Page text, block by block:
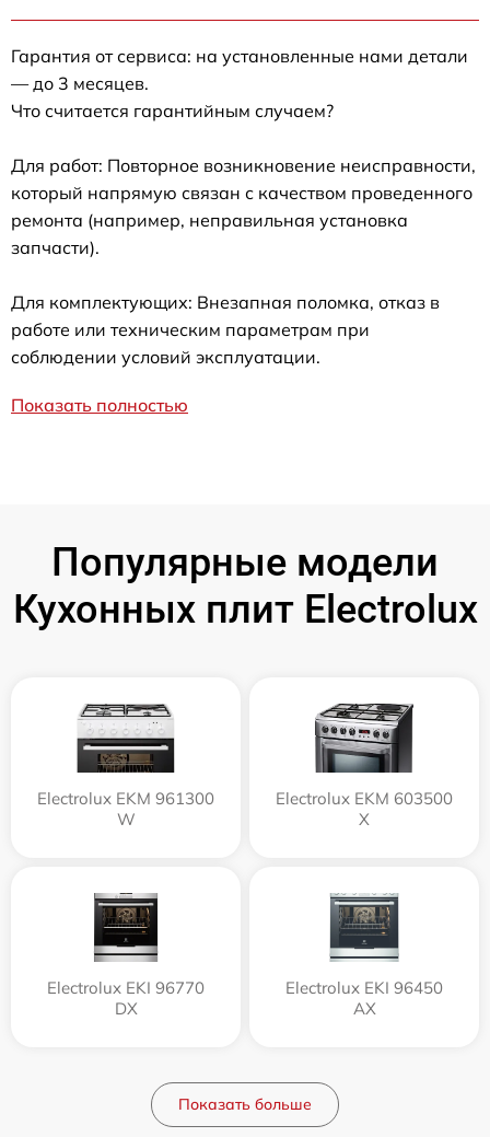
Гарантия от сервиса: на установленные нами детали
— до 3 месяцев.
Что считается гарантийным случаем?
Для работ: Повторное возникновение неисправности,
который напрямую связан с качеством проведенного
ремонта (например, неправильная установка
запчасти).
Для комплектующих: Внезапная поломка, отказ в
работе или техническим параметрам при
соблюдении условий эксплуатации.
Показать полностью
Популярные модели
Кухонных плит Electrolux
Electrolux EKM 961300
W
Electrolux EKM 603500
X
Electrolux EKI 96770
DX
Electrolux EKI 96450
AX
Показать больше